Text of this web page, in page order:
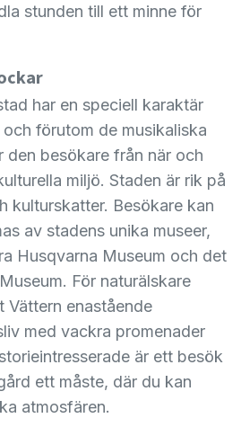
stunden till ett minne för
har en speciell karaktär
förutom de musikaliska
den besökare från när och
miljö. Staden är rik på
kulturskatter. Besökare kan
av stadens unika museer,
Husqvarna Museum och det
För naturälskare
Vättern enastående
med vackra promenader
är ett besök
ett måste, där du kan
atmosfären.